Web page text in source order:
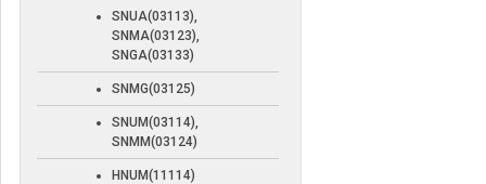
SNUA(03113),
SNMA(03123),
SNGA(03133)
SNMG(03125)
SNUM(03114),
SNMM(03124)
HNUM(11114)